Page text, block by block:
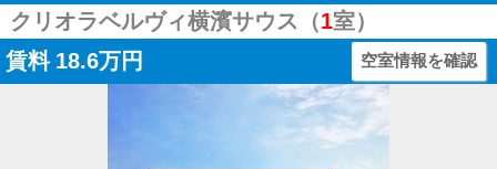
クリオラベルヴィ横濱サウス（1室）
賃料 18.6万円 空室情報を確認